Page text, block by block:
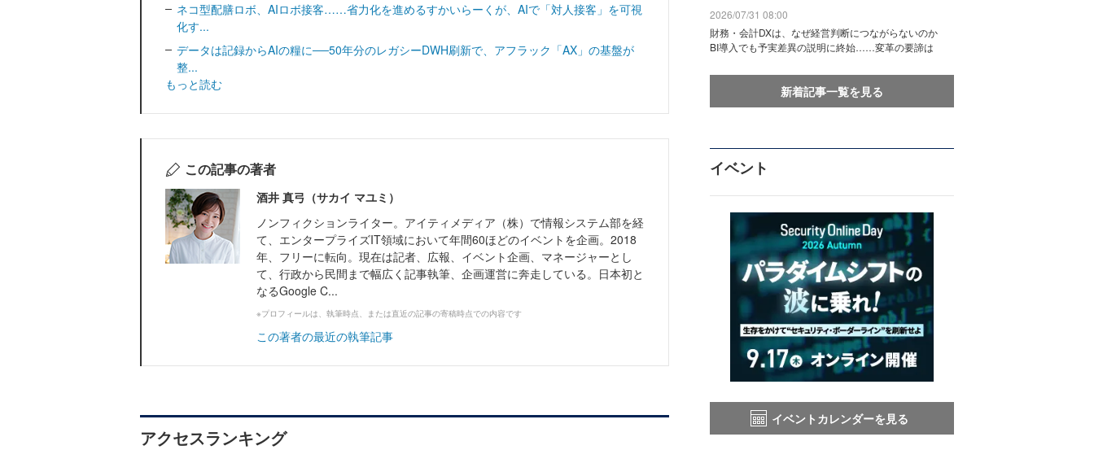
ネコ型配膳ロボ、AIロボ接客……省力化を進めるすかいらーくが、AIで「対人接客」を可視
化す...
データは記録からAIの糧に──50年分のレガシーDWH刷新で、アフラック「AX」の基盤が
整...
もっと読む
この記事の著者
酒井 真弓（サカイ マユミ）
ノンフィクションライター。アイティメディア（株）で情報システム部を経
て、エンタープライズIT領域において年間60ほどのイベントを企画。2018
年、フリーに転向。現在は記者、広報、イベント企画、マネージャーとし
て、行政から民間まで幅広く記事執筆、企画運営に奔走している。日本初と
なるGoogle C...
※プロフィールは、執筆時点、または直近の記事の寄稿時点での内容です
この著者の最近の執筆記事
アクセスランキング
2026/07/31 08:00
財務・会計DXは、なぜ経営判断につながらないのか
BI導入でも予実差異の説明に終始……変革の要諦は
新着記事一覧を見る
イベント
イベントカレンダーを見る